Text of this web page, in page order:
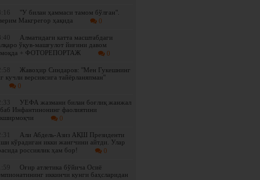
"У билан ҳаммаси тамом бўлган".
Макгрегор ҳақида
0
Алматидаги катта масштабдаги
ўқув-машғулот йиғини давом
+ ФОТОРЕПОРТАЖ
0
Жавоҳир Синдаров: "Мен Гукешнинг
кучли версиясига тайёрланяпман"
0
УЕФА жазмани билан боғлиқ жанжал
Инфантинонинг фаолиятини
0
Али Абдель-Азиз АҚШ Президенти
кўрадиган икки жангчини айтди. Улар
россиялик ҳам бор!
0
Оғир атлетика бўйича Осиё
иккинчи кунги баҳсларидан